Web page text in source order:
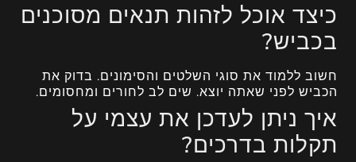
כיצד אוכל לזהות תנאים מסוכנים
בכביש?
חשוב ללמוד את סוגי השלטים והסימונים. בדוק את
הכביש לפני שאתה יוצא. שים לב לחורים ומחסומים.
איך ניתן לעדכן את עצמי על
תקלות בדרכים?